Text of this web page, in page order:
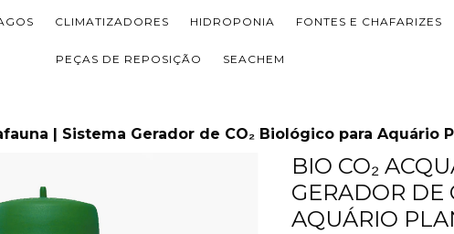
CLIMATIZADORES HIDROPONIA FONTES E CHAFARIZES
PEÇAS DE REPOSIÇÃO SEACHEM
| Sistema Gerador de CO₂ Biológico para Aquário
BIO CO₂
GERADOR DE
AQUÁRIO